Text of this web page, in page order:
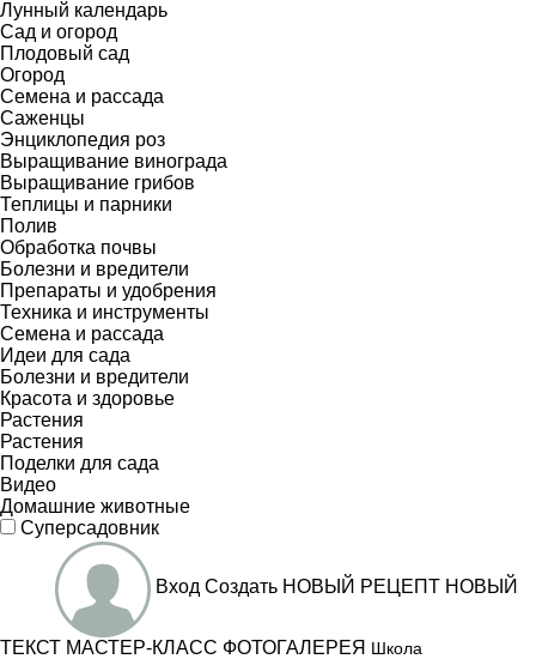
Лунный календарь
Сад и огород
Плодовый сад
Огород
Семена и рассада
Саженцы
Энциклопедия роз
Выращивание винограда
Выращивание грибов
Теплицы и парники
Полив
Обработка почвы
Болезни и вредители
Препараты и удобрения
Техника и инструменты
Семена и рассада
Идеи для сада
Болезни и вредители
Красота и здоровье
Растения
Растения
Поделки для сада
Видео
Домашние животные
Суперсадовник
Вход Создать НОВЫЙ РЕЦЕПТ НОВЫЙ
ТЕКСТ МАСТЕР-КЛАСС ФОТОГАЛЕРЕЯ Школа